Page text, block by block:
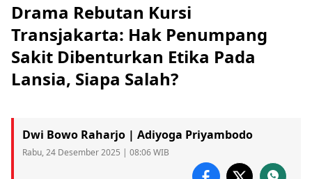
Drama Rebutan Kursi
Transjakarta: Hak Penumpang
Sakit Dibenturkan Etika Pada
Lansia, Siapa Salah?
Dwi Bowo Raharjo | Adiyoga Priyambodo
Rabu, 24 Desember 2025 | 08:06 WIB